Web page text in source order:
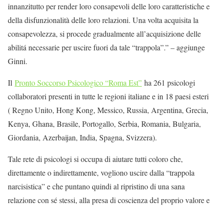
innanzitutto per render loro consapevoli delle loro caratteristiche e
della disfunzionalità delle loro relazioni. Una volta acquisita la
consapevolezza, si procede gradualmente all’acquisizione delle
abilitá necessarie per uscire fuori da tale “trappola”.” – aggiunge
Ginni.
Il Pronto Soccorso Psicologico “Roma Est” ha 261 psicologi
collaboratori presenti in tutte le regioni italiane e in 18 paesi esteri
( Regno Unito, Hong Kong, Messico, Russia, Argentina, Grecia,
Kenya, Ghana, Brasile, Portogallo, Serbia, Romania, Bulgaria,
Giordania, Azerbaijan, India, Spagna, Svizzera).
Tale rete di psicologi si occupa di aiutare tutti coloro che,
direttamente o indirettamente, vogliono uscire dalla “trappola
narcisistica” e che puntano quindi al ripristino di una sana
relazione con sé stessi, alla presa di coscienza del proprio valore e